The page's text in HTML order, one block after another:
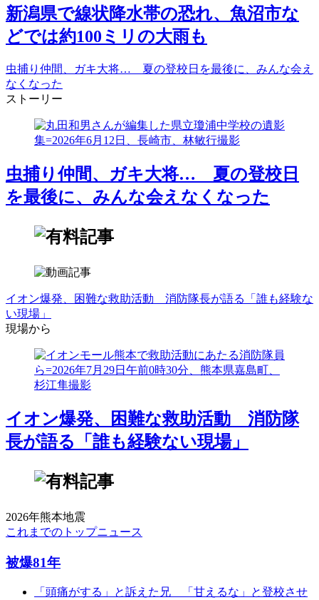
新潟県で線状降水帯の恐れ、魚沼市な
どでは約100ミリの大雨も
虫捕り仲間、ガキ大将… 夏の登校日を最後に、みんな会え
なくなった
ストーリー
虫捕り仲間、ガキ大将… 夏の登校日
を最後に、みんな会えなくなった
イオン爆発、困難な救助活動 消防隊長が語る「誰も経験な
い現場」
現場から
イオン爆発、困難な救助活動 消防隊
長が語る「誰も経験ない現場」
2026年熊本地震
これまでのトップニュース
被爆81年
「頭痛がする」と訴えた兄 「甘えるな」と登校させ